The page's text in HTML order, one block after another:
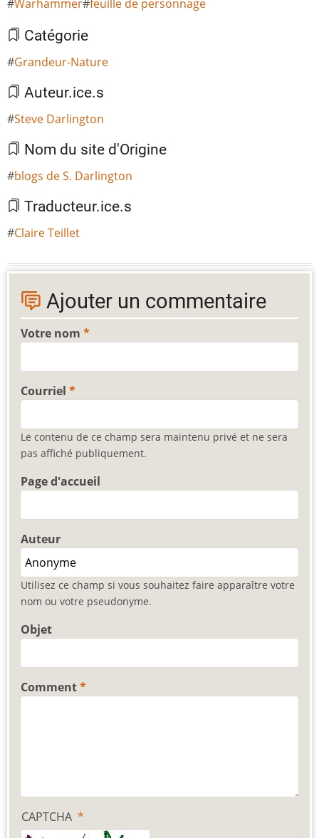
Warhammer feuille de personnage
Catégorie
Grandeur-Nature
Auteur.ice.s
Steve Darlington
Nom du site d'Origine
blogs de S. Darlington
Traducteur.ice.s
Claire Teillet
Ajouter un commentaire
Votre nom
Courriel
Le contenu de ce champ sera maintenu privé et ne sera
pas affiché publiquement.
Page d'accueil
Auteur
Utilisez ce champ si vous souhaitez faire apparaître votre
nom ou votre pseudonyme.
Objet
Comment
CAPTCHA